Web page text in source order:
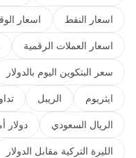
اسعار النفط اسعار
اسعار العملات الرقمية
سعر البتكوين اليوم بالدولار
ايثريوم الريبل
الريال السعودي دولار
الليرة التركية مقابل الدولار